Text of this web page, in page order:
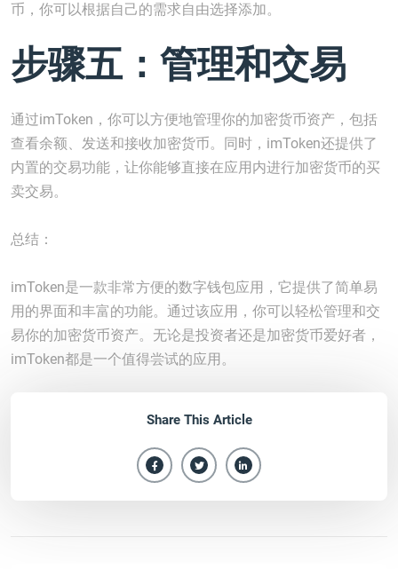
币，你可以根据自己的需求自由选择添加。
步骤五：管理和交易
通过imToken，你可以方便地管理你的加密货币资产，包括
查看余额、发送和接收加密货币。同时，imToken还提供了
内置的交易功能，让你能够直接在应用内进行加密货币的买
卖交易。
总结：
imToken是一款非常方便的数字钱包应用，它提供了简单易
用的界面和丰富的功能。通过该应用，你可以轻松管理和交
易你的加密货币资产。无论是投资者还是加密货币爱好者，
imToken都是一个值得尝试的应用。
Share This Article